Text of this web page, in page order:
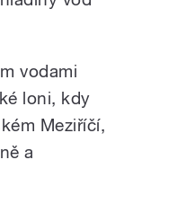
vodami
loni, kdy
Meziříčí,
a